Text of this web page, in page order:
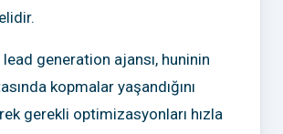
generation ajansı, huninin
kopmalar yaşandığını
gerekli optimizasyonları hızla